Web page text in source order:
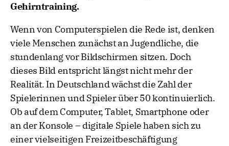
Gehirntraining.
Wenn von Computerspielen die Rede ist, denken
viele Menschen zunächst an Jugendliche, die
stundenlang vor Bildschirmen sitzen. Doch
dieses Bild entspricht längst nicht mehr der
Realität. In Deutschland wächst die Zahl der
Spielerinnen und Spieler über 50 kontinuierlich.
Ob auf dem Computer, Tablet, Smartphone oder
an der Konsole – digitale Spiele haben sich zu
einer vielseitigen Freizeitbeschäftigung